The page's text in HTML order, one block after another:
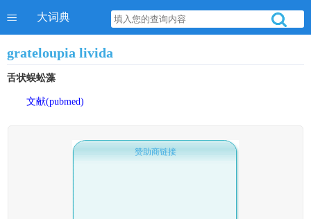
大词典
grateloupia livida
舌状蜈蚣藻
文献(pubmed)
赞助商链接